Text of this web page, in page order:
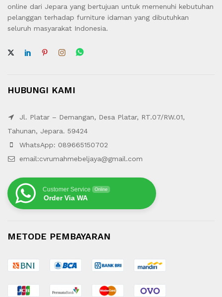
online dari Jepara yang bertujuan untuk memenuhi kebutuhan
pelanggan terhadap furniture idaman yang dibutuhkan
seluruh masyarakat Indonesia.
HUBUNGI KAMI
Jl. Platar – Demangan, Desa Platar, RT.07/RW.01,
Tahunan, Jepara. 59424
WhatsApp: 089665150702
email:cvrumahmebeljaya@gmail.com
Customer Service Online
Order Via WA
METODE PEMBAYARAN